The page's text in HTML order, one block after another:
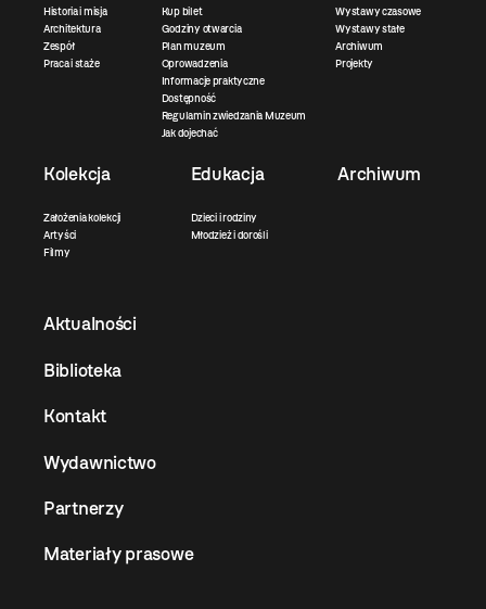
Historia i misja
Architektura
Zespół
Praca i staże
Kup bilet
Godziny otwarcia
Plan muzeum
Oprowadzenia
Informacje praktyczne
Dostępność
Regulamin zwiedzania Muzeum
Jak dojechać
Wystawy czasowe
Wystawy stałe
Archiwum
Projekty
Kolekcja
Założenia kolekcji
Artyści
Filmy
Edukacja
Dzieci i rodziny
Młodzież i dorośli
Archiwum
Aktualności
Biblioteka
Kontakt
Wydawnictwo
Partnerzy
Materiały prasowe